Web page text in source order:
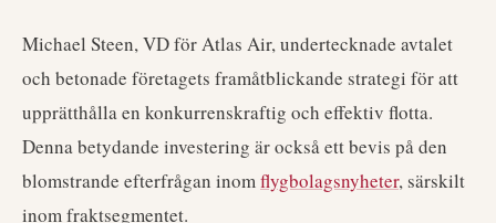
Michael Steen, VD för Atlas Air, undertecknade avtalet
och betonade företagets framåtblickande strategi för att
upprätthålla en konkurrenskraftig och effektiv flotta.
Denna betydande investering är också ett bevis på den
blomstrande efterfrågan inomflygbolagsnyheter, särskilt
inom fraktsegmentet.